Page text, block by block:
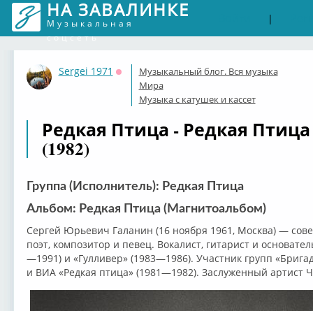
НА ЗАВАЛИНКЕ
Музыкальная
соцсеть
|
Sergei 1971
Оффлайн
Музыкальный блог. Вся музыка
Мира
Музыка с катушек и кассет
Редкая Птица - Редкая
(1982)
Группа (Исполнитель): Редкая Птица
Альбом: Редкая Птица (Магнитоальбом)
Сергей Юрьевич Галанин (16 ноября 1961, Москва) —
поэт, композитор и певец. Вокалист, гитарист и
—1991) и «Гулливер» (1983—1986). Участник групп
и ВИА «Редкая птица» (1981—1982). Заслуженный артист